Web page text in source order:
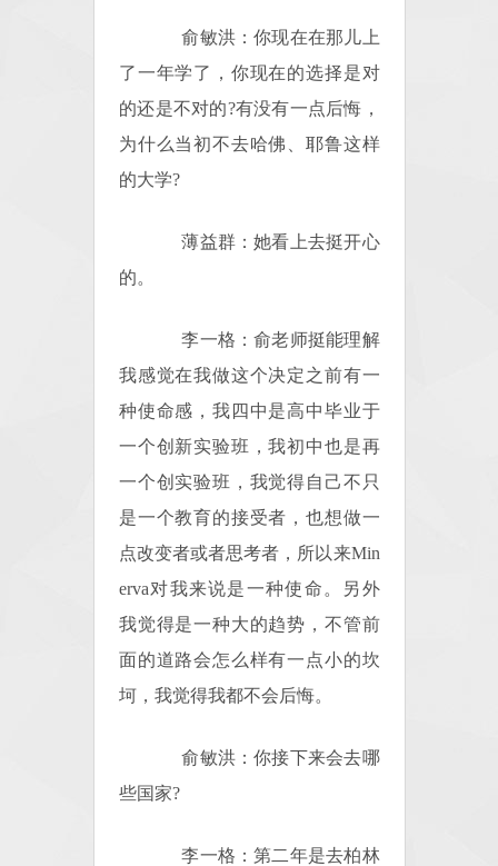
俞敏洪：你现在在那儿上
了一年学了，你现在的选择是对
的还是不对的?有没有一点后悔，
为什么当初不去哈佛、耶鲁这样
的大学?
薄益群：她看上去挺开心
的。
李一格：俞老师挺能理解
我感觉在我做这个决定之前有一
种使命感，我四中是高中毕业于
一个创新实验班，我初中也是再
一个创实验班，我觉得自己不只
是一个教育的接受者，也想做一
点改变者或者思考者，所以来Min
erva对我来说是一种使命。另外
我觉得是一种大的趋势，不管前
面的道路会怎么样有一点小的坎
坷，我觉得我都不会后悔。
俞敏洪：你接下来会去哪
些国家?
李一格：第二年是去柏林